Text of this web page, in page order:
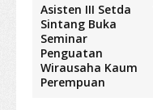
Asisten III Setda
Sintang Buka
Seminar
Penguatan
Wirausaha Kaum
Perempuan